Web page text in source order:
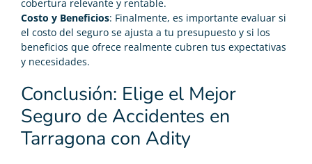
cobertura relevante y rentable.
Costo y Beneficios: Finalmente, es importante evaluar si
el costo del seguro se ajusta a tu presupuesto y si los
beneficios que ofrece realmente cubren tus expectativas
y necesidades.
Conclusión: Elige el Mejor
Seguro de Accidentes en
Tarragona con Adity